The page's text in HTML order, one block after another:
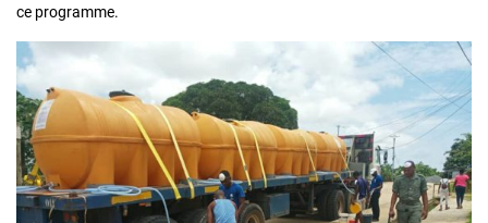
ce programme.